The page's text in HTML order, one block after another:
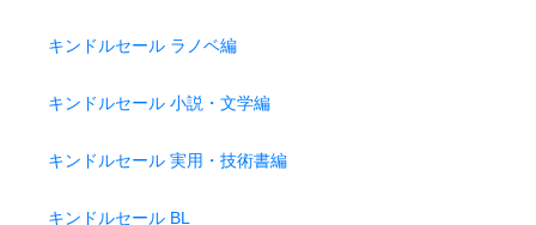
キンドルセール ラノベ編
キンドルセール 小説・文学編
キンドルセール 実用・技術書編
キンドルセール BL